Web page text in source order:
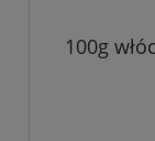
100g